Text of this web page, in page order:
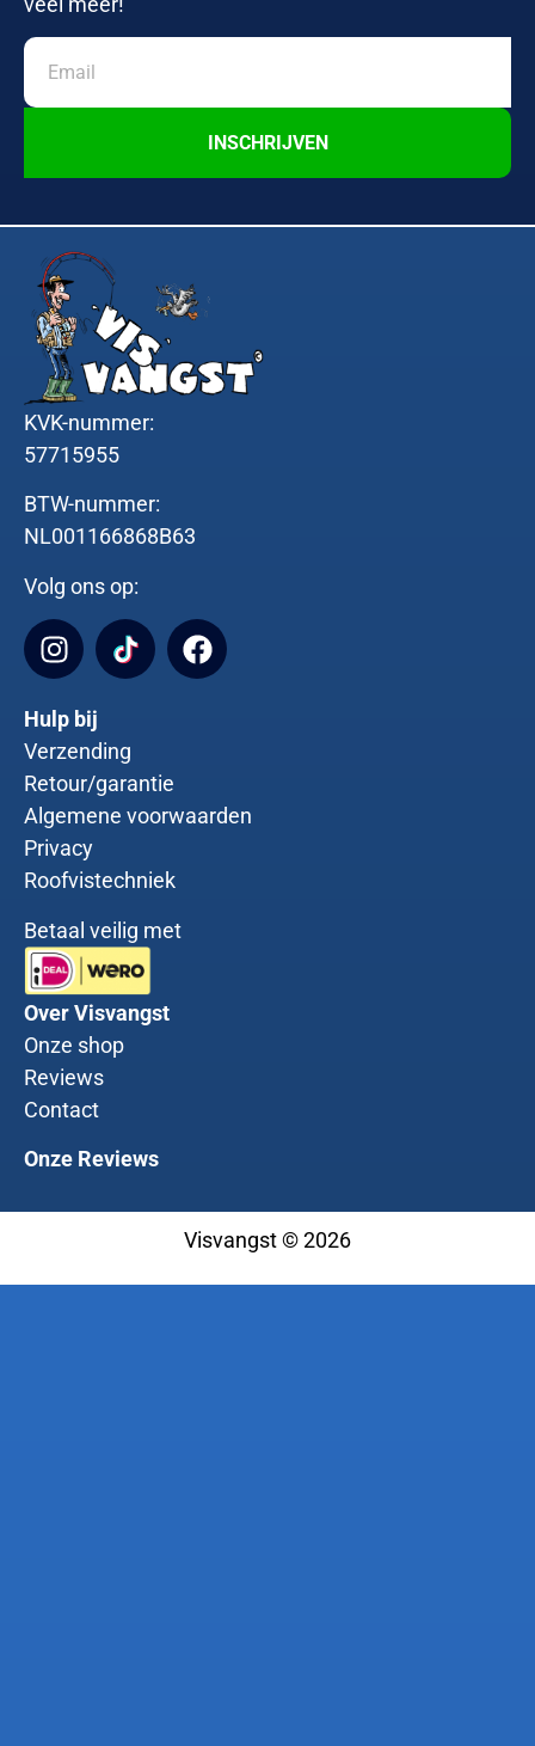
INSCHRIJVEN
KVK-nummer:
57715955
BTW-nummer:
NL001166868B63
Volg ons op:
Hulp bij
Verzending
Retour/garantie
Algemene voorwaarden
Privacy
Roofvistechniek
Betaal veilig met
Over Visvangst
Onze shop
Reviews
Contact
Onze Reviews
Visvangst © 2026